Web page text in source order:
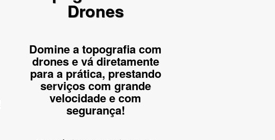
Drones
Domine a topografia com
drones e vá diretamente
para a prática, prestando
serviços com grande
velocidade e com
segurança!